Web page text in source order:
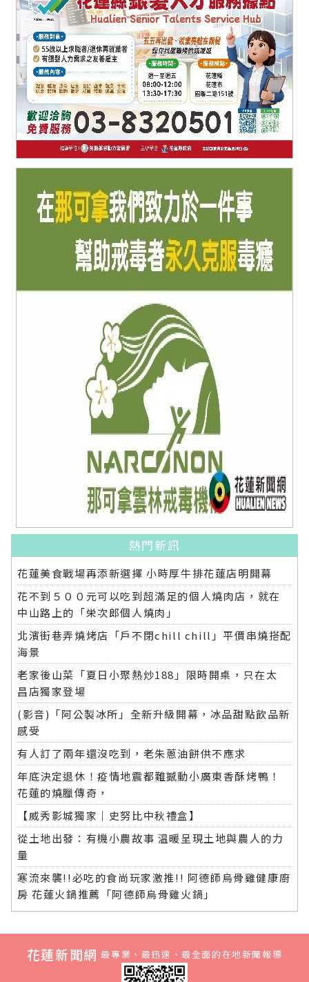
熱門新訊
花蓮美食戰場再添新選擇 小時厚牛排花蓮店明開幕
花不到５００元可以吃到超滿足的個人燒肉店，就在
中山路上的「栄次郎個人燒肉」
北濱街巷弄燒烤店「戶不閉chill chill」平價串燒搭配
海景
老家後山菜「夏日小聚熱炒188」限時開桌，只在太
昌店獨家登場
(影音)「阿公製冰所」全新升級開幕，冰品甜點飲品新
感受
有人訂了兩年還沒吃到，老朱蔥油餅供不應求
年底決定退休！疫情地震都難撼動小廣東香酥烤鴨！
花蓮的燒臘傳奇，
【威秀影城獨家｜史努比中秋禮盒】
從土地出發：有機小農故事 温暖呈現土地與農人的力
量
寒流來襲!!必吃的食尚玩家激推!! 阿德師烏骨雞健康廚
房 花蓮火鍋推薦「阿德師烏骨雞火鍋」
花蓮新聞網 最專業、最迅速、最全面的在地新聞報導